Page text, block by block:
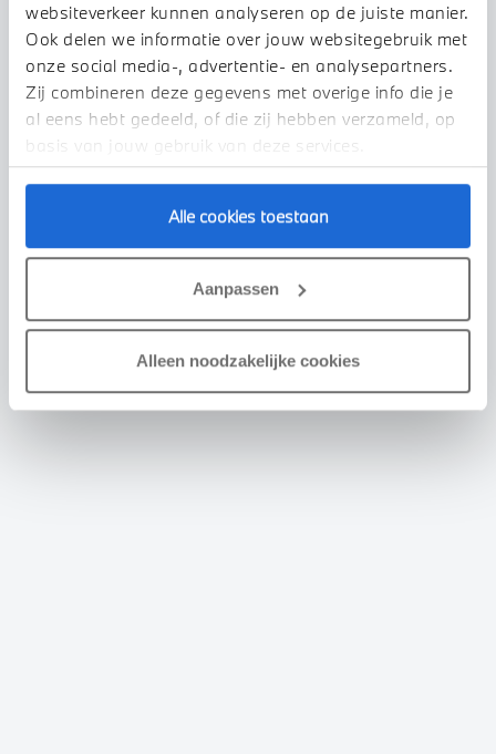
websiteverkeer kunnen analyseren op de juiste manier.
Ook delen we informatie over jouw websitegebruik met
onze social media-, advertentie- en analysepartners.
Zij combineren deze gegevens met overige info die je
al eens hebt gedeeld, of die zij hebben verzameld, op
basis van jouw gebruik van deze services.
Alle cookies toestaan
Aanpassen
Alleen noodzakelijke cookies
€ 18.490of€ 270p/m
BEKIJK DETAILS